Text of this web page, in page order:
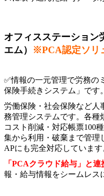
オフィスステーション
エム） ※PCA認定ソリ
✅情報の一元管理で労務の
保険手続きシステム」 です。
労働保険・社会保険など人
務管理システムです。各種
コスト削減・対応帳票100
集から利用・破棄まで管理
APにも完全対応しています
「PCAクラウド給与」と連
報・給与情報をシームレス